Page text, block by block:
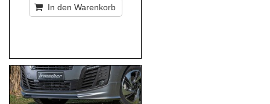
In den Warenkorb